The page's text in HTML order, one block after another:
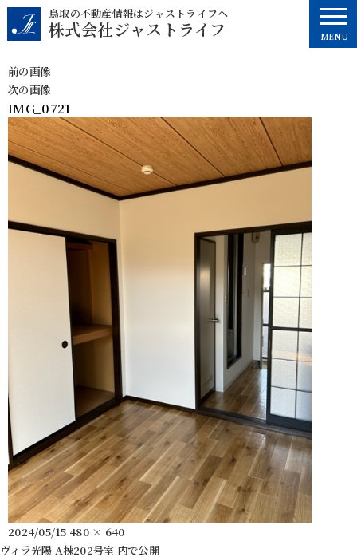
コ
テ
ツ
へ
ス
キ
ッ
鳥取の不動産情報はジャストライフへ
株式会社ジャストライフ MENU
前の画像
次の画像
IMG_0721
投
稿
2024/05/15 フ
ル
480 × 640
ヴィラ光陽 A棟202号室 内で公開